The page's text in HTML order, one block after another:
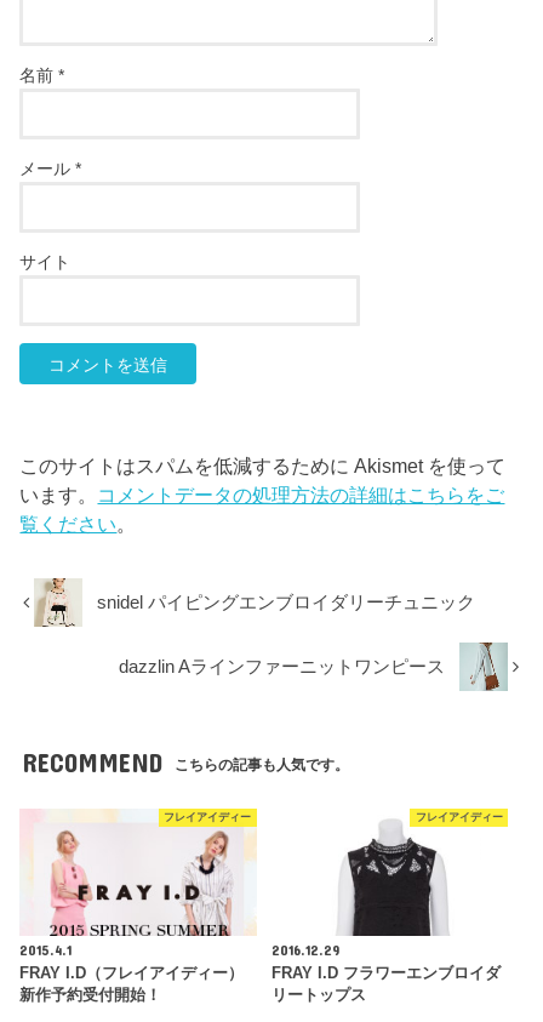
名前*
メール*
サイト
このサイトはスパムを低減するために Akismet を使って
います。 コメントデータの処理方法の詳細はこちらをご
覧ください。
snidel パイピングエンブロイダリーチュニック
dazzlin Aラインファーニットワンピース
RECOMMEND こちらの記事も人気です。
フレイアイディー
2015.4.1
FRAY I.D（フレイアイディー）
新作予約受付開始！
フレイアイディー
2016.12.29
FRAY I.D フラワーエンブロイダ
リートップス